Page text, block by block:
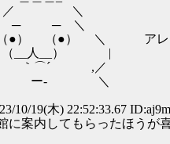
＼
＼ アレ、
） | f´￣￣
／ | 見て
乂＿＿
10/19(木) 22:52:33.67
に案内してもらったほうが